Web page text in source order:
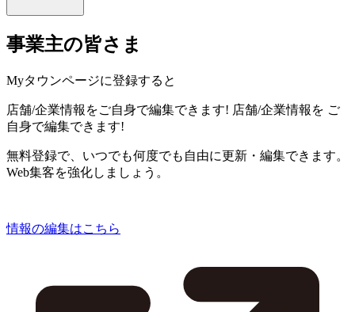
事業主の皆さま
Myタウンページに登録すると
店舗/企業情報をご自身で編集できます! 店舗/企業情報を ご
自身で編集できます!
無料登録で、いつでも何度でも自由に更新・編集できます。
Web集客を強化しましょう。
情報の編集はこちら